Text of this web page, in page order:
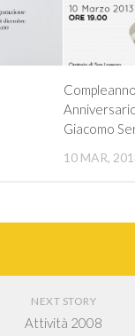
Giacomo
10 MAR,
NEXT STORY
Attività 2008